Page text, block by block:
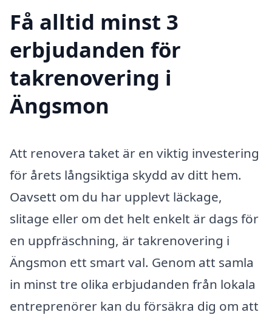
Få alltid minst 3
erbjudanden för
takrenovering i
Ängsmon
Att renovera taket är en viktig investering
för årets långsiktiga skydd av ditt hem.
Oavsett om du har upplevt läckage,
slitage eller om det helt enkelt är dags för
en uppfräschning, är takrenovering i
Ängsmon ett smart val. Genom att samla
in minst tre olika erbjudanden från lokala
entreprenörer kan du försäkra dig om att